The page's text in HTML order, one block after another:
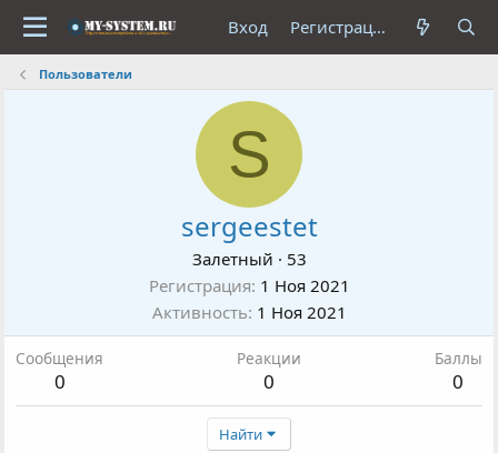
Вход Регистрация
Пользователи
S
sergeestet
Залетный · 53
Регистрация 1 Ноя 2021
Активность 1 Ноя 2021
Сообщения
0
Реакции
0
Баллы
0
Найти